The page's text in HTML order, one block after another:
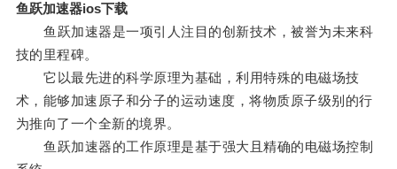
鱼跃加速器ios下载
鱼跃加速器是一项引人注目的创新技术，被誉为未来科
技的里程碑。
它以最先进的科学原理为基础，利用特殊的电磁场技
术，能够加速原子和分子的运动速度，将物质原子级别的行
为推向了一个全新的境界。
鱼跃加速器的工作原理是基于强大且精确的电磁场控制